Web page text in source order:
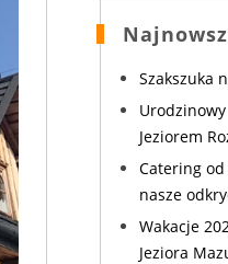
Szakszuka
Jeziorem
Catering
nasze
Wakacje
Jeziora